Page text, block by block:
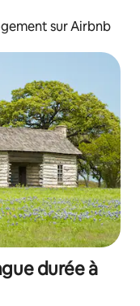
sur Airbnb
durée à